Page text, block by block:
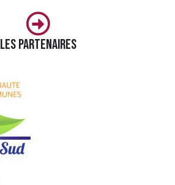
Les partenaires